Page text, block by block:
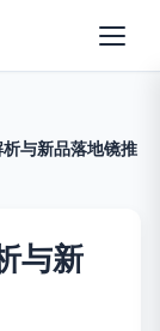
与新品落地镜推
与新